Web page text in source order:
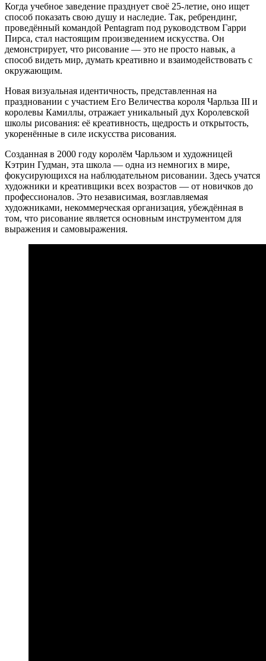
Когда учебное заведение празднует своё 25-летие, оно ищет
способ показать свою душу и наследие. Так, ребрендинг,
проведённый командой Pentagram под руководством Гарри
Пирса, стал настоящим произведением искусства. Он
демонстрирует, что рисование — это не просто навык, а
способ видеть мир, думать креативно и взаимодействовать с
окружающим.
Новая визуальная идентичность, представленная на
праздновании с участием Его Величества короля Чарльза III и
королевы Камиллы, отражает уникальный дух Королевской
школы рисования: её креативность, щедрость и открытость,
укоренённые в силе искусства рисования.
Созданная в 2000 году королём Чарльзом и художницей
Кэтрин Гудман, эта школа — одна из немногих в мире,
фокусирующихся на наблюдательном рисовании. Здесь учатся
художники и креативщики всех возрастов — от новичков до
профессионалов. Это независимая, возглавляемая
художниками, некоммерческая организация, убеждённая в
том, что рисование является основным инструментом для
выражения и самовыражения.